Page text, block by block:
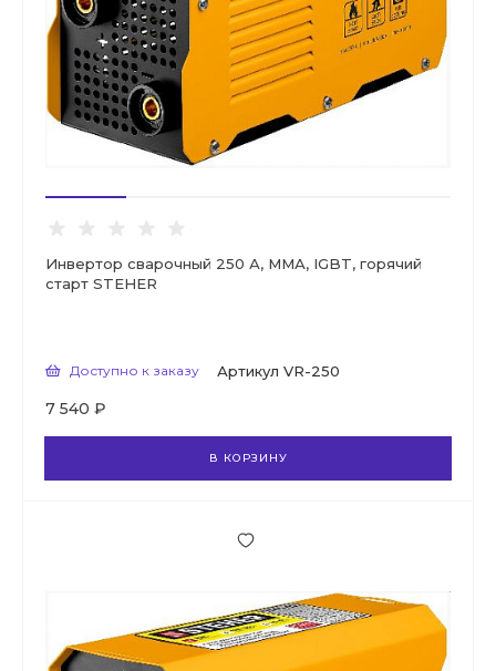
Инвертор сварочный 250 А, ММА, IGBT, горячий
старт STEHER
Доступно к заказу Артикул VR-250
7 540 ₽
В КОРЗИНУ